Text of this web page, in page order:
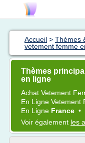
Accueil > Thèmes
vetement femme
Thèmes
en ligne
Achat Vetement
En Ligne Vetement
En Ligne France •
Voir également les